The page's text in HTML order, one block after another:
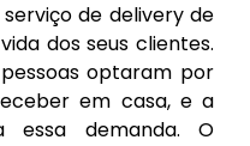
de delivery de
dos seus clientes.
optaram por
em casa, e a
essa demanda. O